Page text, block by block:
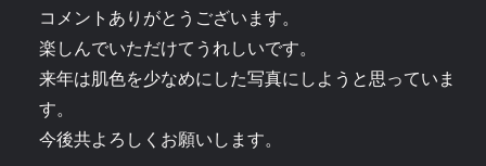
コメントありがとうございます。
楽しんでいただけてうれしいです。
来年は肌色を少なめにした写真にしようと思っていま
す。
今後共よろしくお願いします。